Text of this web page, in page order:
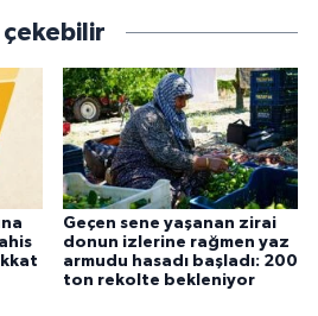
çekebilir
Geçen sene yaşanan zirai
donun izlerine rağmen yaz
armudu hasadı başladı: 200
ton rekolte bekleniyor